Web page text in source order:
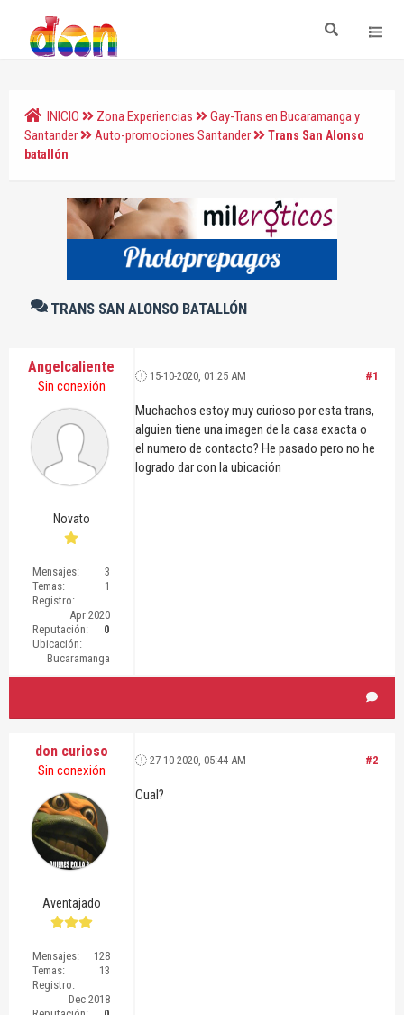
INICIO Zona Experiencias
Gay-Trans en Bucaramanga y
Santander
Auto-promociones Santander
Trans San Alonso
batallón
TRANS SAN ALONSO BATALLÓN
Angelcaliente
Sin conexión
Novato
Mensajes:
3
Temas:
1
Registro:
Apr 2020
Reputación:
0
Ubicación:
Bucaramanga
#1
15-10-2020, 01:25 AM
Muchachos estoy muy curioso por esta trans,
alguien tiene una imagen de la casa exacta o
el numero de contacto? He pasado pero no he
logrado dar con la ubicación
don curioso
Sin conexión
Aventajado
Mensajes:
128
Temas:
13
Registro:
Dec 2018
#2
27-10-2020, 05:44 AM
Cual?